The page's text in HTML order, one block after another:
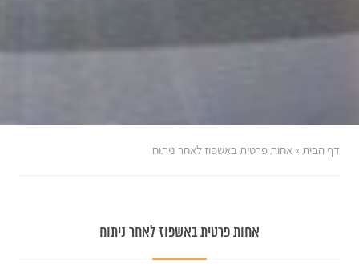
דף הבית »אחות פרטית באשפוז לאחר ניתוח
אחות פרטית באשפוז לאחר ניתוח